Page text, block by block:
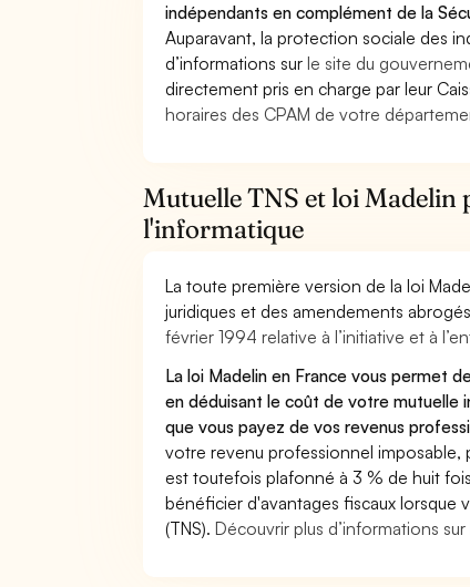
indépendants en complément de la
Auparavant, la protection sociale des
d’informations surle site du
directement pris en charge par leur
horaires des CPAM de votre
Mutuelle TNS et loi Madelin
l'informatique
La toute première version de la loi
juridiques et des amendements
février 1994 relative à l’initiative et à
La loi Madelin en France vous permet
en déduisant le coût de votre mutuelle
que vous payez de vos revenus
votre revenu professionnel imposable,
est toutefois plafonné à 3 % de huit
bénéficier d'avantages fiscaux lorsque
(TNS).Découvrir plus d’informations sur